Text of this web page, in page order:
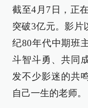
截至4月7日，正
突破3亿元。影片
纪80年代中期班
斗智斗勇、共同
发不少影迷的共
自己一生的老师。